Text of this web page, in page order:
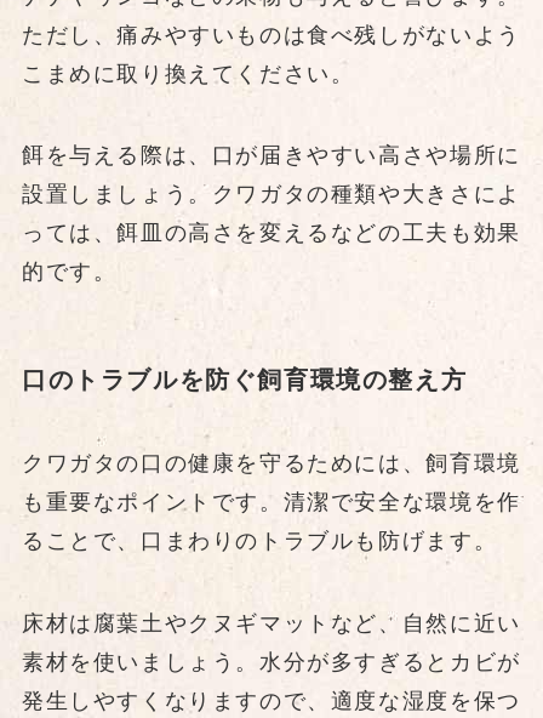
ただし、痛みやすいものは食べ残しがないよう
こまめに取り換えてください。
餌を与える際は、口が届きやすい高さや場所に
設置しましょう。クワガタの種類や大きさによ
っては、餌皿の高さを変えるなどの工夫も効果
的です。
口のトラブルを防ぐ飼育環境の整え方
クワガタの口の健康を守るためには、飼育環境
も重要なポイントです。清潔で安全な環境を作
ることで、口まわりのトラブルも防げます。
床材は腐葉土やクヌギマットなど、自然に近い
素材を使いましょう。水分が多すぎるとカビが
発生しやすくなりますので、適度な湿度を保つ